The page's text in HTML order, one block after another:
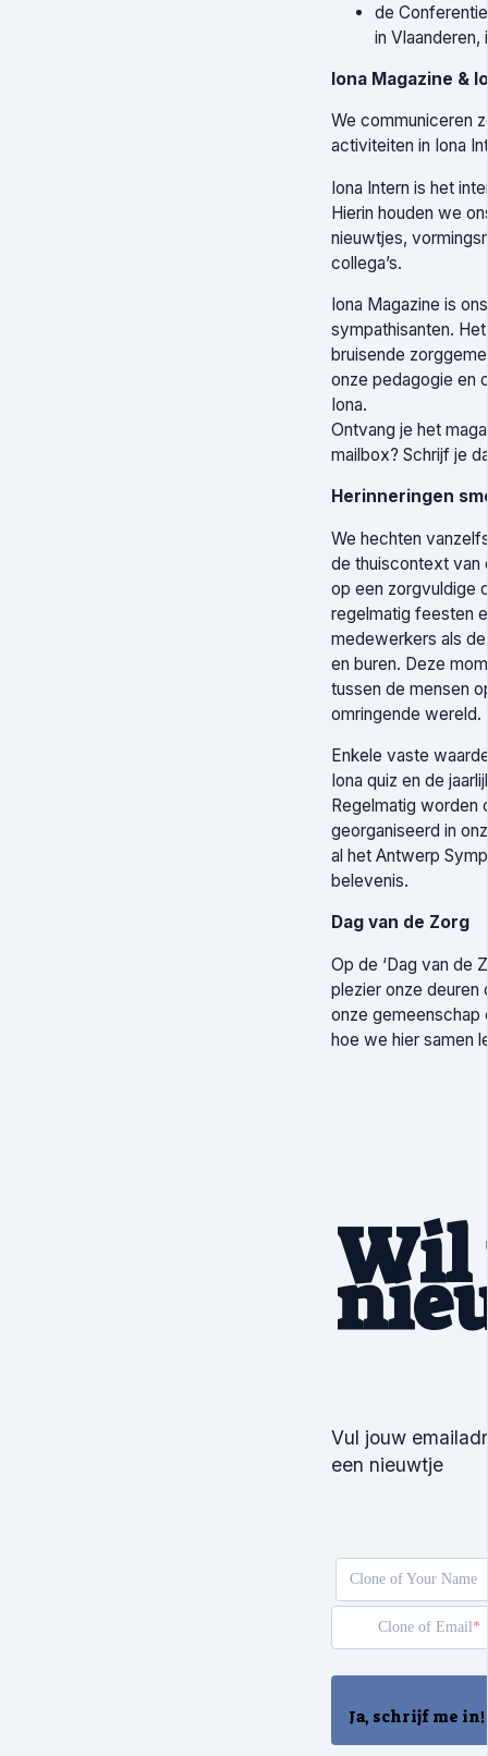
de
in
Iona Magazine &
We communiceren
activiteiten in Iona
Iona Intern is het
Hierin houden we
nieuwtjes,
collega’s.
Iona Magazine is
sympathisanten.
bruisende
onze pedagogie en
Iona.
Ontvang je het
mailbox? Schrijf je
Herinneringen
We hechten
de thuiscontext van
op een zorgvuldige
regelmatig feesten
medewerkers als
en buren. Deze
tussen de mensen
omringende wereld.
Enkele vaste
Iona quiz en de
Regelmatig worden
georganiseerd in
al het Antwerp
belevenis.
Dag van de Zorg
Op de ‘Dag van de
plezier onze deuren
onze gemeenschap
hoe we hier samen
Wil
Vul jouw
een nieuwtje
Clone of Your Name
Clone of Email
Ja, schrijf me in!